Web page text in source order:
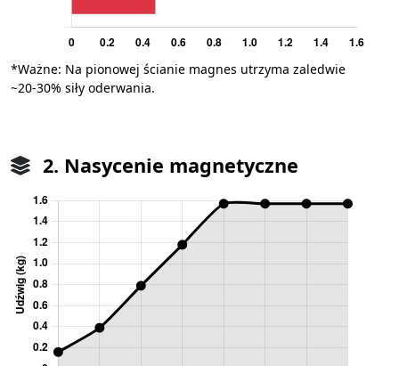
*Ważne: Na pionowej ścianie magnes utrzyma zaledwie
~20-30% siły oderwania.
2. Nasycenie magnetyczne